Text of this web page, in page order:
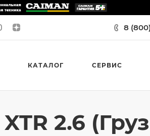
8
КАТАЛОГ СЕРВИС
2.6